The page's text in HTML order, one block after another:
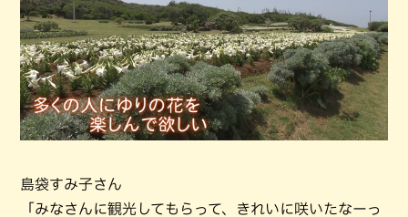
島袋すみ子さん
「みなさんに観光してもらって、きれいに咲いたなーっ